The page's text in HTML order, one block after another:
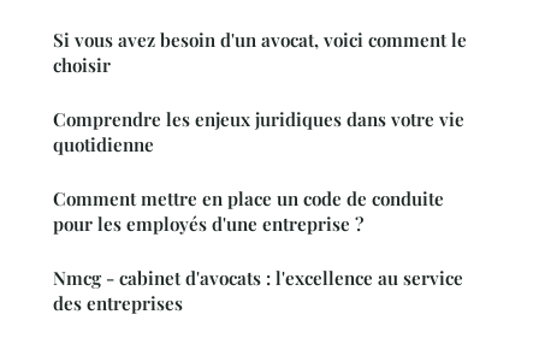
Si vous avez besoin d'un avocat, voici comment le
choisir
Comprendre les enjeux juridiques dans votre vie
quotidienne
Comment mettre en place un code de conduite
pour les employés d'une entreprise ?
Nmcg - cabinet d'avocats : l'excellence au service
des entreprises